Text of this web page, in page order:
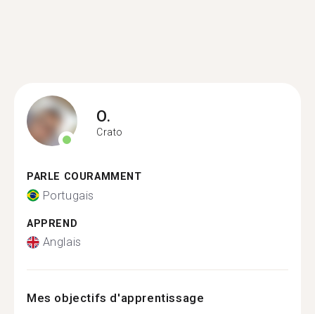
O.
Crato
PARLE COURAMMENT
Portugais
APPREND
Anglais
Mes objectifs d'apprentissage